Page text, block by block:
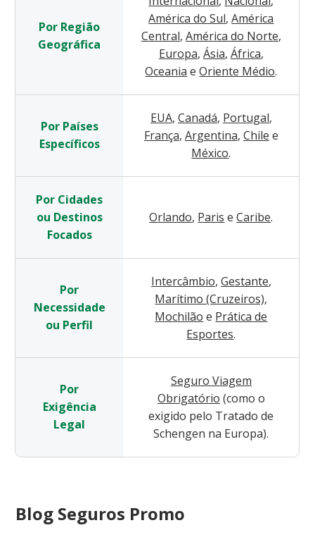
Por Região
Geográfica
América do Sul, América
Central, América do Norte,
Europa, Ásia, África,
Oceania e Oriente Médio.
Por Países
Específicos
EUA, Canadá, Portugal,
França, Argentina, Chile e
México.
Por Cidades
ou Destinos
Focados
Orlando, Paris e Caribe.
Por
Necessidade
ou Perfil
Intercâmbio, Gestante,
Marítimo (Cruzeiros),
Mochilão e Prática de
Esportes.
Por
Exigência
Legal
Seguro Viagem
Obrigatório (como o
exigido pelo Tratado de
Schengen na Europa).
Blog Seguros Promo